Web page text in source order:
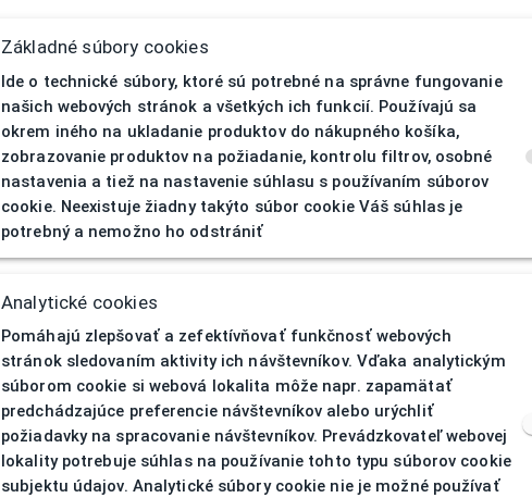
Základné súbory cookies
Ide o technické súbory, ktoré sú potrebné na správne fungovanie
našich webových stránok a všetkých ich funkcií. Používajú sa
okrem iného na ukladanie produktov do nákupného košíka,
zobrazovanie produktov na požiadanie, kontrolu filtrov, osobné
nastavenia a tiež na nastavenie súhlasu s používaním súborov
cookie. Neexistuje žiadny takýto súbor cookie Váš súhlas je
potrebný a nemožno ho odstrániť
Analytické cookies
Pomáhajú zlepšovať a zefektívňovať funkčnosť webových
stránok sledovaním aktivity ich návštevníkov. Vďaka analytickým
súborom cookie si webová lokalita môže napr. zapamätať
predchádzajúce preferencie návštevníkov alebo urýchliť
požiadavky na spracovanie návštevníkov. Prevádzkovateľ webovej
lokality potrebuje súhlas na používanie tohto typu súborov cookie
subjektu údajov. Analytické súbory cookie nie je možné používať